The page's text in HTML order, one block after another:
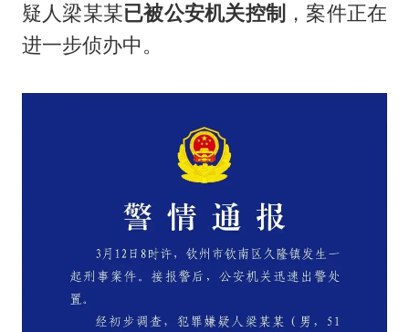
疑人梁某某已被公安机关控制 ，案件正在
进一步侦办中。